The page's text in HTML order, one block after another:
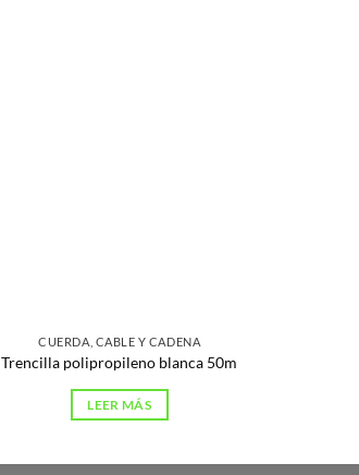
CUERDA, CABLE Y CADENA
Trencilla polipropileno blanca 50m
LEER MÁS